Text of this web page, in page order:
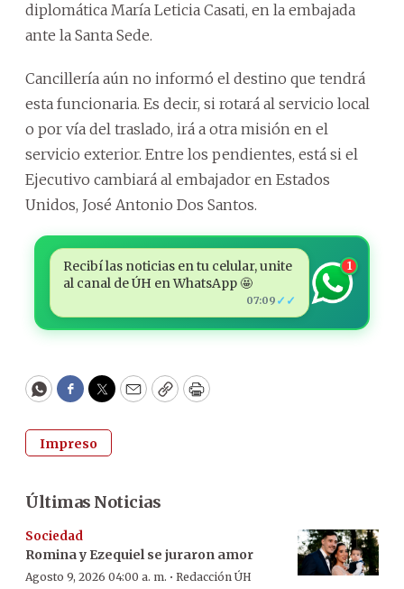
diplomática María Leticia Casati, en la embajada
ante la Santa Sede.
Cancillería aún no informó el destino que tendrá
esta funcionaria. Es decir, si rotará al servicio local
o por vía del traslado, irá a otra misión en el
servicio exterior. Entre los pendientes, está si el
Ejecutivo cambiará al embajador en Estados
Unidos, José Antonio Dos Santos.
Recibí las noticias en tu celular, unite
al canal de ÚH en WhatsApp 🤩
07:09 ✓✓
1
WhatsApp
Facebook
Twitter
EmailCopyPrint
Impreso
Últimas Noticias
Sociedad
Romina y Ezequiel se juraron amor
Agosto 9, 2026 04:00 a. m. · Redacción ÚH